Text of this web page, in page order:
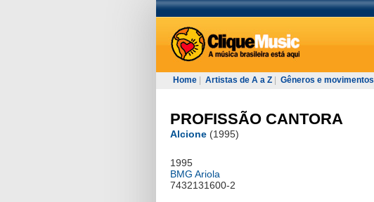
Home Artistas de A a Z Gêneros e movimentos
PROFISSÃO CANTORA
Alcione (1995)
1995
BMG Ariola
7432131600-2